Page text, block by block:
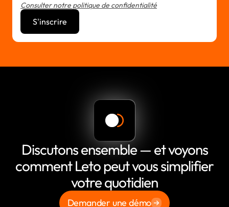
Consulter notre politique de confidentialité
Discutons ensemble — et voyons
comment Leto peut vous simplifier
votre quotidien
Demander une démo